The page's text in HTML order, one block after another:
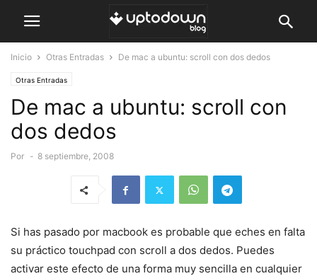
Inicio Otras Entradas De mac a ubuntu: scroll con dos dedos
Otras Entradas
De mac a ubuntu: scroll con
dos dedos
Por - 8 septiembre, 2008
Si has pasado por macbook es probable que eches en falta
su práctico touchpad con scroll a dos dedos. Puedes
activar este efecto de una forma muy sencilla en cualquier